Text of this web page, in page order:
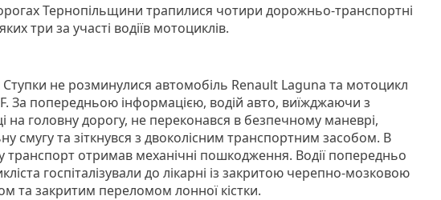
Тернопільщини трапилися чотири дорожньо-транспортні
три за участі водіїв мотоциклів.
Ступки не розминулися автомобіль Renault Laguna та мотоцикл
За попередньою інформацією, водій авто, виїжджаючи з
на головну дорогу, не переконався в безпечному маневрі,
смугу та зіткнувся з двоколісним транспортним засобом. В
транспорт отримав механічні пошкодження. Водії попередньо
госпіталізували до лікарні із закритою черепно-мозковою
та закритим переломом лонної кістки.